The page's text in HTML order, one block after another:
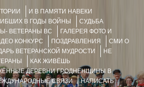
И В ПАМЯТИ НАВЕКИ
В ГОДЫ ВОЙНЫ
СУДЬБА
ВЕТЕРАНЫ ВС
ГАЛЕРЕЯ ФОТО И
КОНКУРС ПОЗДРАВЛЕНИЯ
СМИ О
ВЕТЕРАНСКОЙ МУДРОСТИ
НЕ
КАК ЖИВЁШЬ
ДЕРЕВНИ ГРОДНЕНЩИНЫ В
СВЯЗИ
НАПИСАТЬ